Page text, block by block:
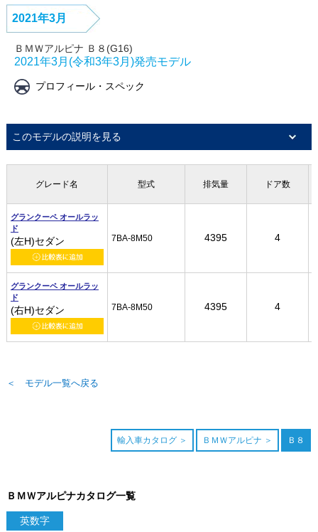
2021年3月
ＢＭＷアルピナ Ｂ８(G16)
2021年3月(令和3年3月)発売モデル
プロフィール・スペック
このモデルの説明を見る
グレード名 型式 排気量 ドア数
グランクーペ オールラッ
ド
(左H)セダン 7BA-8M50 4395 4
グランクーペ オールラッ
ド
(右H)セダン 7BA-8M50 4395 4
グレード名 型式 排気量 ドア数
グランクーペ オールラッ
ド
(左H)セダン 7BA-8M50 4395 4
グランクーペ オールラッ
ド
(右H)セダン 7BA-8M50 4395 4
グレード名 型式 排気量 ドア数
グランクーペ オールラッ
ド
(左H)セダン 7BA-8M50 4395 4
グランクーペ オールラッ
ド
(右H)セダン 7BA-8M50 4395 4
グレード名 型式 排気量 ドア数
グランクーペ オールラッ
ド
(左H)セダン 7BA-8M50 4395 4
グランクーペ オールラッ
ド
(右H)セダン 7BA-8M50 4395 4
＜ モデル一覧へ戻る
輸入車カタログ ＢＭＷアルピナ Ｂ８
ＢＭＷアルピナカタログ一覧
英数字